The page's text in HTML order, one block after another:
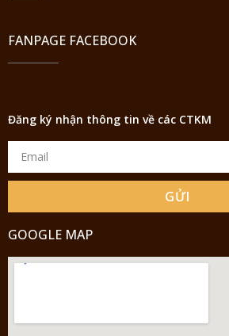
FANPAGE FACEBOOK
Đăng ký nhận thông tin về các CTKM
GỬI
GOOGLE MAP